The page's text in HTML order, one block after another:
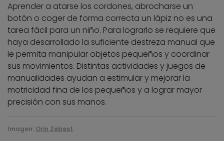
Aprender a atarse los cordones, abrocharse un
botón o coger de forma correcta un lápiz no es una
tarea fácil para un niño. Para lograrlo se requiere que
haya desarrollado la suficiente destreza manual que
le permita manipular objetos pequeños y coordinar
sus movimientos. Distintas actividades y juegos de
manualidades ayudan a estimular y mejorar la
motricidad fina de los pequeños y a lograr mayor
precisión con sus manos.
Imagen: Orin Zebest